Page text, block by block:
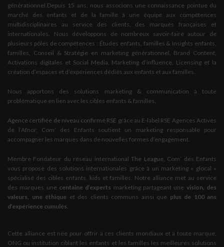
générationnel.Depuis 15 ans, nous associons une connaissance pointue du
marché des enfants et de la famille à une équipe aux compétences
multidisciplinaires au service des clients, des marques françaises et
internationales. Nous développons de nombreux savoir-faire autour de
plusieurs pôles de compétences : Études enfants, familles & Insights enfants,
familles, Conseil & Stratégie en marketing générationnel, Brand Content,
Activations digitales et Social Media, Marketing d’influence, Licensing et la
création d’espaces et d’expériences dédiés aux enfants et aux familles.
Nous apportons des solutions marketing & communication à toute
problématique en lien avec les cibles enfants & familles,
Agence certifiée de niveau confirmé RSE grâce au E-label RSE Agences Actives
de l’Afnor, Com’ des Enfants soutient un marketing responsable pour
accompagner les marques dans de nouvelles formes d’engagement.
Membre Fondateur du réseau internationalThe League , Com’ des Enfants
vous propose des solutions internationales grâce à un marketing « glocal »
spécialisé des cibles enfants, kids et familles. Notre alliance met au service
des marques une centaine d’experts marketing partageant une vision, des
valeurs, une éthique et des clients communs ainsi que plus de 100 ans
d’expérience cumulés
Cette alliance est née pour offrir à ces clients mondiaux et à toute marque,
ONG ou institution ciblant les enfants et les familles les meilleures solutions